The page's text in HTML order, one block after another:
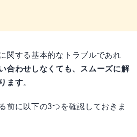
関する基本的なトラブルであれ
合わせしなくても、スムーズに解
ます。
前に以下の3つを確認しておきま